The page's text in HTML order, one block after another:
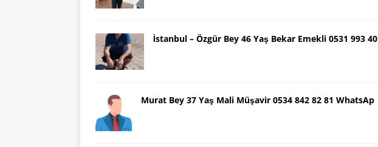
İstanbul – Özgür Bey 46 Yaş Bekar Emekli 0531 993
Murat Bey 37 Yaş Mali Müşavir 0534 842 82 81 WhatsAp